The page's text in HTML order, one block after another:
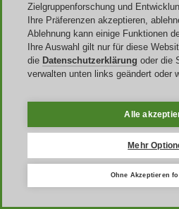
Wenn Sie hingegen nur Basis-Schutz
Standard-Paket– und Sie zahlen
nicht nutzen.
Achten Sie außerdem auf mögliche
gelten nur für bestimmte Abos, nur
zusammenpassen, desto
Checkout direkt akzeptiert.
Häufige Fehler beim
Gutscheincode – und
Zielgruppenforschung und
Ihre Präferenzen akzeptieren,
Ablehnung kann einige Funktionen
Ihre Auswahl gilt nur für diese
die Datenschutzerklärung oder die
verwalten unten links geändert oder
Alle
Mehr
Ohne Akzeptieren